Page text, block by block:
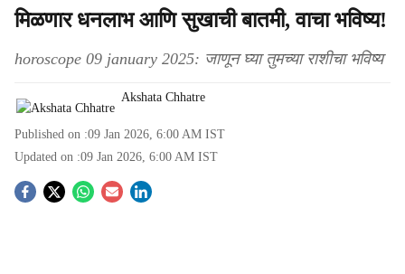
मिळणार धनलाभ आणि सुखाची बातमी, वाचा भविष्य!
horoscope 09 january 2025: जाणून घ्या तुमच्या राशीचा भविष्य
Akshata Chhatre
Published on :09 Jan 2026, 6:00 AM IST
Updated on :09 Jan 2026, 6:00 AM IST
S